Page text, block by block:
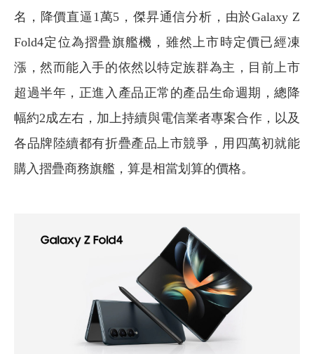
名，降價直逼1萬5，傑昇通信分析，由於Galaxy Z
Fold4定位為摺疊旗艦機，雖然上市時定價已經凍
漲，然而能入手的依然以特定族群為主，目前上市
超過半年，正進入產品正常的產品生命週期，總降
幅約2成左右，加上持續與電信業者專案合作，以及
各品牌陸續都有折疊產品上市競爭，用四萬初就能
購入摺疊商務旗艦，算是相當划算的價格。